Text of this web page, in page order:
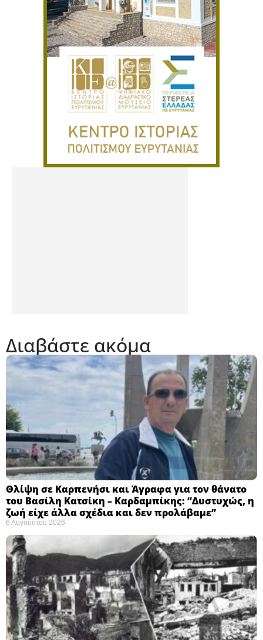
Διαβάστε ακόμα
Θλίψη σε Καρπενήσι και Άγραφα για τον θάνατο
του Βασίλη Κατσίκη – Καρδαμπίκης: “Δυστυχώς, η
ζωή είχε άλλα σχέδια και δεν προλάβαμε”
6 Αυγούστου 2026